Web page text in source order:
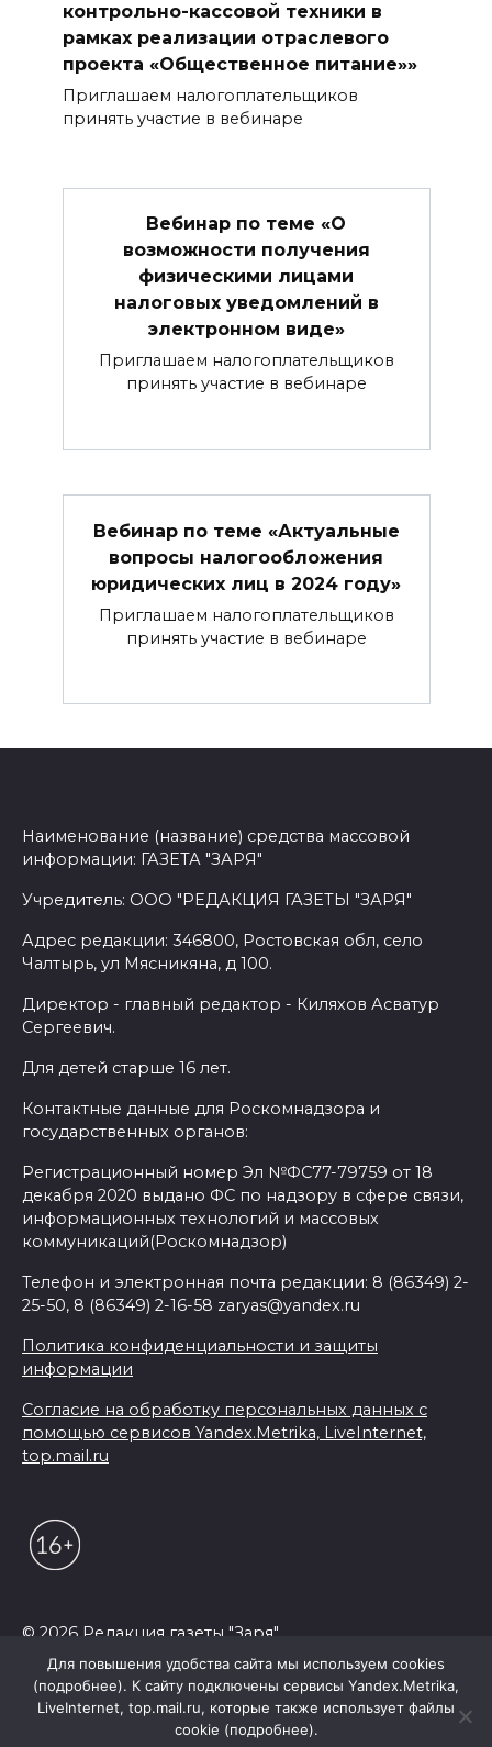
контрольно-кассовой техники в
рамках реализации отраслевого
проекта «Общественное питание»»
Приглашаем налогоплательщиков
принять участие в вебинаре
Вебинар по теме «О
возможности получения
физическими лицами
налоговых уведомлений в
электронном виде»
Приглашаем налогоплательщиков
принять участие в вебинаре
Вебинар по теме «Актуальные
вопросы налогообложения
юридических лиц в 2024 году»
Приглашаем налогоплательщиков
принять участие в вебинаре
Наименование (название) средства массовой
информации: ГАЗЕТА "ЗАРЯ"
Учредитель: ООО "РЕДАКЦИЯ ГАЗЕТЫ "ЗАРЯ"
Адрес редакции: 346800, Ростовская обл, село
Чалтырь, ул Мясникяна, д 100.
Директор - главный редактор - Киляхов Асватур
Сергеевич.
Для детей старше 16 лет.
Контактные данные для Роскомнадзора и
государственных органов:
Регистрационный номер Эл №ФС77-79759 от 18
декабря 2020 выдано ФС по надзору в сфере связи,
информационных технологий и массовых
коммуникаций(Роскомнадзор)
Телефон и электронная почта редакции: 8 (86349) 2-
25-50, 8 (86349) 2-16-58 zaryas@yandex.ru
Политика конфиденциальности и защиты
информации
Согласие на обработку персональных данных с
помощью сервисов Yandex.Metrika, LiveInternet,
top.mail.ru
© 2026 Редакция газеты "Заря"
Для повышения удобства сайта мы используем cookies
(подробнее). К сайту подключены сервисы Yandex.Metrika,
LiveInternet, top.mail.ru, которые также использует файлы
cookie (подробнее).